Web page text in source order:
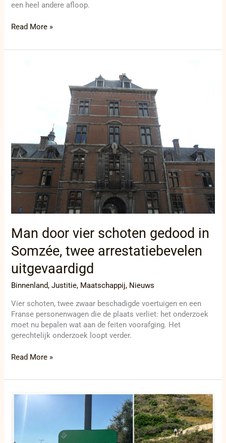
een heel andere afloop.
Read More »
Man door vier schoten gedood in
Somzée, twee arrestatiebevelen
uitgevaardigd
Binnenland,Justitie, Maatschappij, Nieuws
Vier schoten, twee zwaar beschadigde voertuigen en een
Franse personenwagen die de plaats verliet: het onderzoek
moet nu bepalen wat aan de feiten voorafging. Het
gerechtelijk onderzoek loopt verder.
arrestatiebevelen
uitgevaardigd
Read More »
Negen